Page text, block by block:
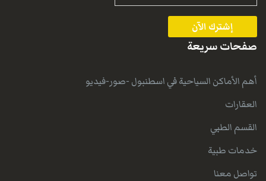
صفحات سريعة
أهم الأماكن السياحية في اسطنبول -صور-فيديو
العقارات
القسم الطبي
خدمات طبية
تواصل معنا